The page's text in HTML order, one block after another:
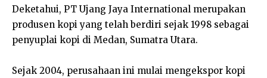
Deketahui, PT Ujang Jaya International merupakan
produsen kopi yang telah berdiri sejak 1998 sebagai
penyuplai kopi di Medan, Sumatra Utara.
Sejak 2004, perusahaan ini mulai mengekspor kopi